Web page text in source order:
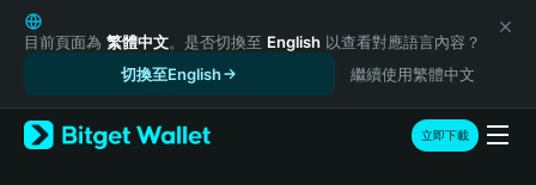
English
日本語
Русский
Español (Latinoamérica)
Türkçe
目前頁面為 繁體中文。是否切換至 English 以查看對應語言內容？
切換至English
繼續使用繁體中文
立即下載